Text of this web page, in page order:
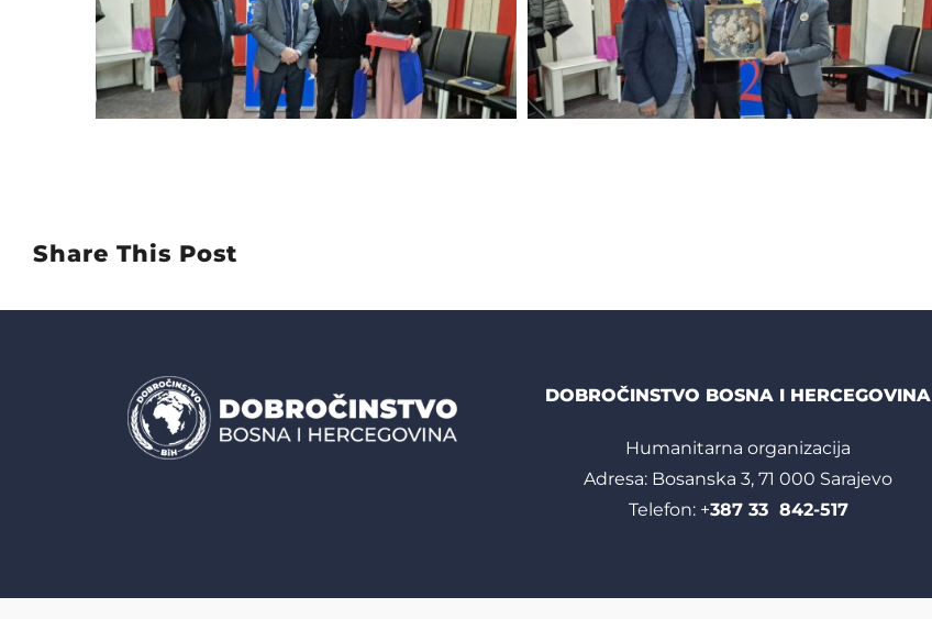
Share This Post
DOBROČINSTVO BOSNA I HERCEGOVINA
Humanitarna organizacija
Adresa: Bosanska 3, 71 000 Sarajevo
Telefon: +387 33 842-517